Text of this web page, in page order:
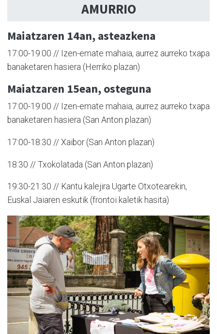
AMURRIO
Maiatzaren 14an, asteazkena
17:00-19:00 // Izen-emate mahaia, aurrez aurreko txapa
banaketaren hasiera (Herriko plazan)
Maiatzaren 15ean, osteguna
17:00-19:00 // Izen-emate mahaia, aurrez aurreko txapa
banaketaren hasiera (San Anton plazan)
17:00-18:30 // Xaibor (San Anton plazan)
18:30 // Txokolatada (San Anton plazan)
19:30-21:30 // Kantu kalejira Ugarte Otxotearekin,
Euskal Jaiaren eskutik (frontoi kaletik hasita)